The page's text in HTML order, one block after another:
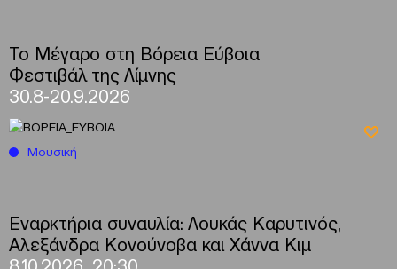
Το Μέγαρο στη Βόρεια Εύβοια
Φεστιβάλ της Λίμνης
30.8-20.9.2026
Μουσική
Εναρκτήρια συναυλία: Λουκάς Καρυτινός,
Αλεξάνδρα Κονούνοβα και Χάννα Κιμ